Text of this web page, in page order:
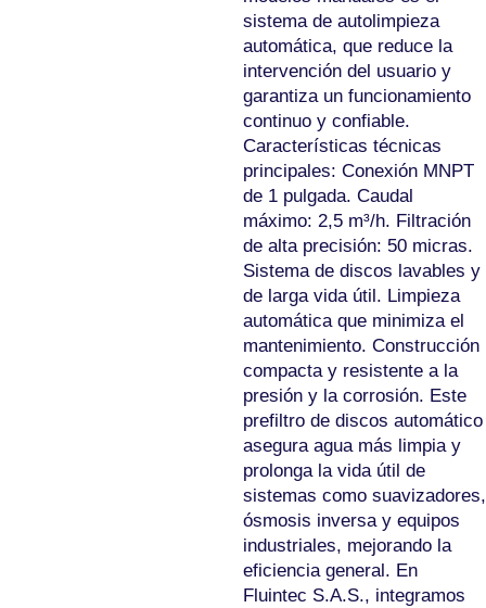
sistema de autolimpieza
automática, que reduce la
intervención del usuario y
garantiza un funcionamiento
continuo y confiable.
Características técnicas
principales: Conexión MNPT
de 1 pulgada. Caudal
máximo: 2,5 m³/h. Filtración
de alta precisión: 50 micras.
Sistema de discos lavables y
de larga vida útil. Limpieza
automática que minimiza el
mantenimiento. Construcción
compacta y resistente a la
presión y la corrosión. Este
prefiltro de discos automático
asegura agua más limpia y
prolonga la vida útil de
sistemas como suavizadores,
ósmosis inversa y equipos
industriales, mejorando la
eficiencia general. En
Fluintec S.A.S., integramos